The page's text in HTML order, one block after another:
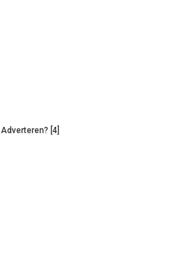
Adverteren? [4]